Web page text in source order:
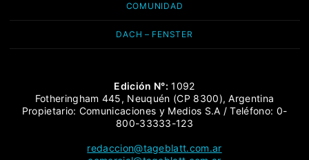
COMUNIDAD
DACH – FENSTER
Edición N°: 1092
Fotheringham 445, Neuquén (CP 8300), Argentina
Propietario: Comunicaciones y Medios S.A / Teléfono: 0-
800-33333-123
redaccion@tageblatt.com.ar